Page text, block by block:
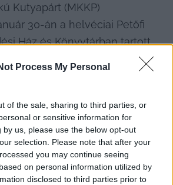
Process My Personal
of the sale, sharing to third parties, or
or sensitive information for
by us, please use the below opt-out
selection. Please note that after your
you may continue seeing
on personal information utilized by
disclosed to third parties prior to
Kutyapárt (MKKP)
30-án a helvéciai Petőfi
Ház és Könyvtárban tartott
nevével fémjelzett
csordultig telt a
ház terme. Az esemény
Hírek Hadházy Ákost az Orbán-
bűnéről, az előrehozott
a választási rendszer